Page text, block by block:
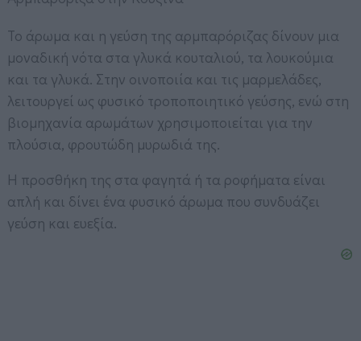
Το άρωμα και η γεύση της αρμπαρόριζας δίνουν μια
μοναδική νότα στα γλυκά κουταλιού, τα λουκούμια
και τα γλυκά. Στην οινοποιία και τις μαρμελάδες,
λειτουργεί ως φυσικό τροποποιητικό γεύσης, ενώ στη
βιομηχανία αρωμάτων χρησιμοποιείται για την
πλούσια, φρουτώδη μυρωδιά της.
Η προσθήκη της στα φαγητά ή τα ροφήματα είναι
απλή και δίνει ένα φυσικό άρωμα που συνδυάζει
γεύση και ευεξία.